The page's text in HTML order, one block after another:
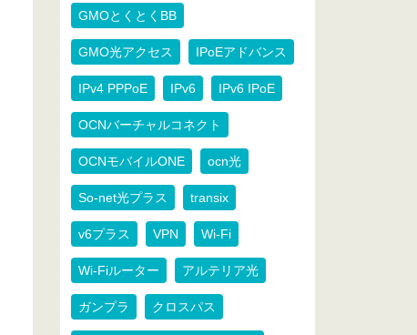
GMOとくとくBB
GMO光アクセス IPoEアドバンス
IPv4 PPPoE IPv6 IPv6 IPoE
OCNバーチャルコネクト
OCNモバイルONE ocn光
So-net光プラス transix
v6プラス VPN Wi-Fi
Wi-Fiルーター アルテリア光
ガンプラ クロスパス